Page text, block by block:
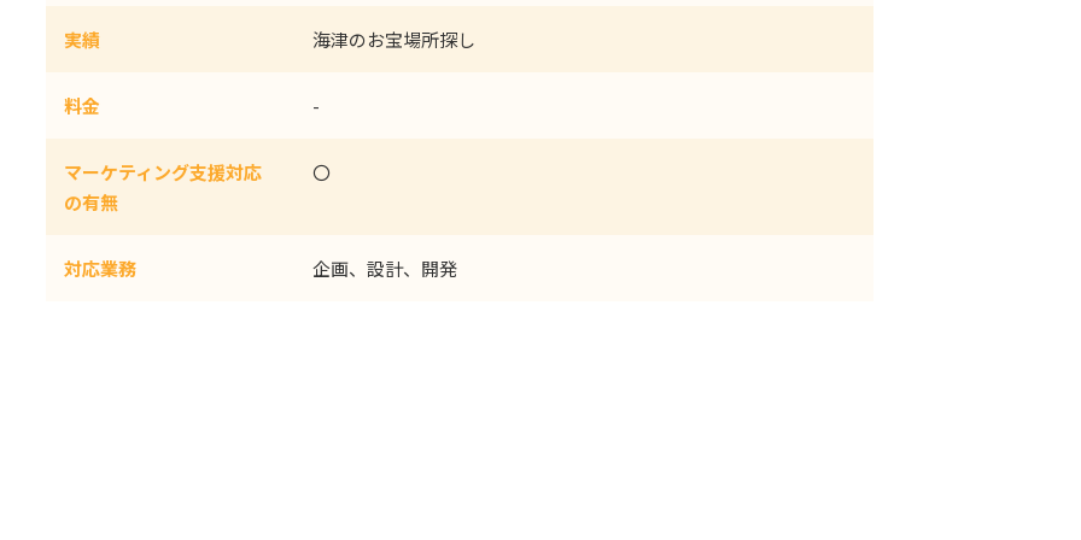
実績 海津のお宝場所探し
料金 -
マーケティング支援対応
の有無
〇
対応業務 企画、設計、開発